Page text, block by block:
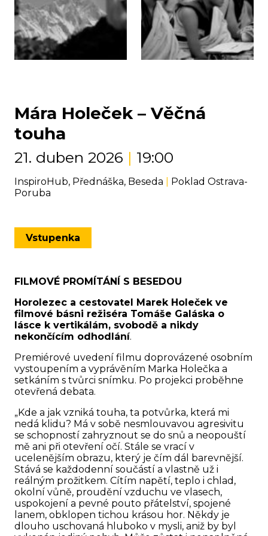
Mára Holeček – Věčná
touha
21. duben 2026 | 19:00
InspiroHub, Přednáška, Beseda
Poklad Ostrava-
Poruba
Vstupenka
FILMOVÉ PROMÍTÁNÍ S BESEDOU
Horolezec a cestovatel Marek Holeček ve
filmové básni režiséra Tomáše Galáska o
lásce k vertikálám, svobodě a nikdy
nekončícím odhodlání.
Premiérové uvedení filmu doprovázené osobním
vystoupením a vyprávěním Marka Holečka a
setkáním s tvůrci snímku. Po projekci proběhne
otevřená debata.
„Kde a jak vzniká touha, ta potvůrka, která mi
nedá klidu? Má v sobě nesmlouvavou agresivitu
se schopností zahryznout se do snů a neopouští
mě ani při otevření očí. Stále se vrací v
ucelenějším obrazu, který je čím dál barevnější.
Stává se každodenní součástí a vlastně už i
reálným prožitkem. Cítím napětí, teplo i chlad,
okolní vůně, proudění vzduchu ve vlasech,
uspokojení a pevné pouto přátelství, spojené
lanem, obklopen tichou krásou hor. Někdy je
dlouho uschovaná hluboko v mysli, aniž by byl